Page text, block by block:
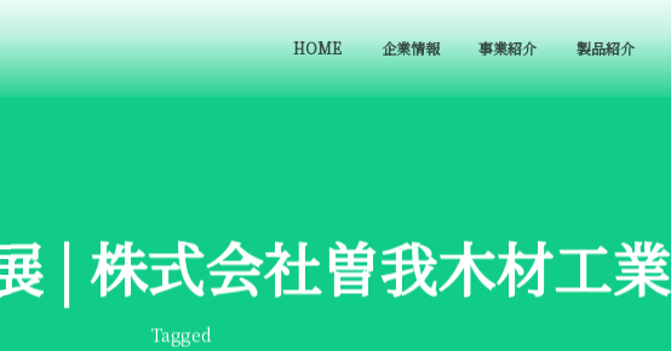
HOME 企業情報 事業紹介 製品紹介
| 株式会社曽我木材工業
Tagged